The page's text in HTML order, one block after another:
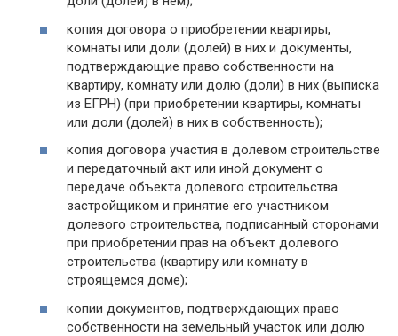
копия договора о приобретении квартиры,
комнаты или доли (долей) в них и документы,
подтверждающие право собственности на
квартиру, комнату или долю (доли) в них (выписка
из ЕГРН) (при приобретении квартиры, комнаты
или доли (долей) в них в собственность);
копия договора участия в долевом строительстве
и передаточный акт или иной документ о
передаче объекта долевого строительства
застройщиком и принятие его участником
долевого строительства, подписанный сторонами
при приобретении прав на объект долевого
строительства (квартиру или комнату в
строящемся доме);
копии документов, подтверждающих право
собственности на земельный участок или долю